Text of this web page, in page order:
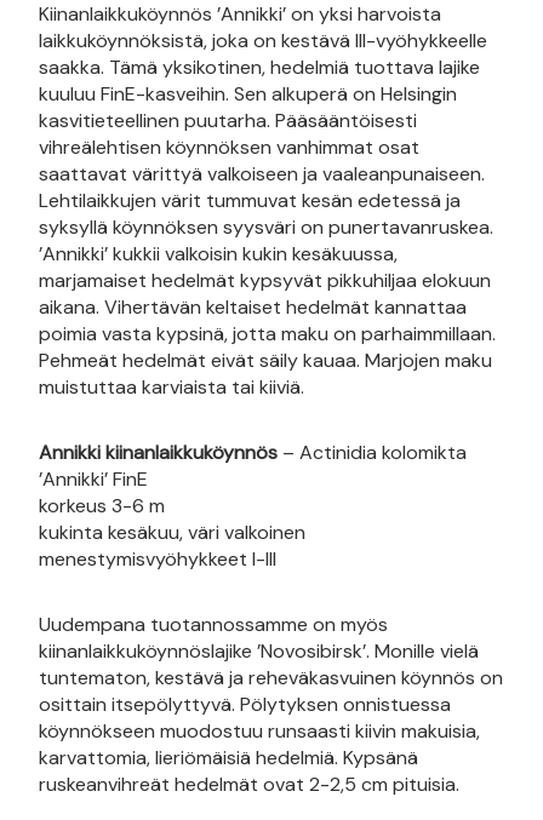
Kiinanlaikkuköynnös ’Annikki’ on yksi harvoista
laikkuköynnöksistä, joka on kestävä III-vyöhykkeelle
saakka. Tämä yksikotinen, hedelmiä tuottava lajike
kuuluu FinE-kasveihin. Sen alkuperä on Helsingin
kasvitieteellinen puutarha. Pääsääntöisesti
vihreälehtisen köynnöksen vanhimmat osat
saattavat värittyä valkoiseen ja vaaleanpunaiseen.
Lehtilaikkujen värit tummuvat kesän edetessä ja
syksyllä köynnöksen syysväri on punertavanruskea.
’Annikki’ kukkii valkoisin kukin kesäkuussa,
marjamaiset hedelmät kypsyvät pikkuhiljaa elokuun
aikana. Vihertävän keltaiset hedelmät kannattaa
poimia vasta kypsinä, jotta maku on parhaimmillaan.
Pehmeät hedelmät eivät säily kauaa. Marjojen maku
muistuttaa karviaista tai kiiviä.
Annikki kiinanlaikkuköynnös – Actinidia kolomikta
’Annikki’ FinE
korkeus 3-6 m
kukinta kesäkuu, väri valkoinen
menestymisvyöhykkeet I-III
Uudempana tuotannossamme on myös
kiinanlaikkuköynnöslajike ’Novosibirsk’. Monille vielä
tuntematon, kestävä ja reheväkasvuinen köynnös on
osittain itsepölyttyvä. Pölytyksen onnistuessa
köynnökseen muodostuu runsaasti kiivin makuisia,
karvattomia, lieriömäisiä hedelmiä. Kypsänä
ruskeanvihreät hedelmät ovat 2-2,5 cm pituisia.